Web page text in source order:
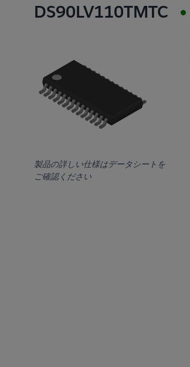
DS90LV110TMTC
製品の詳しい仕様はデータシートを
ご確認ください